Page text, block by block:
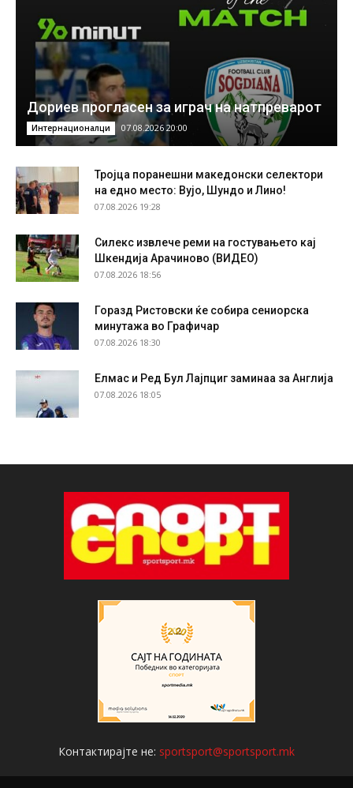
Дориев прогласен за играч на натпреварот
Интернационалци 07.08.2026 20:00
Тројца поранешни македонски селектори
на едно место: Вујо, Шундо и Лино!
07.08.2026 19:28
Силекс извлече реми на гостувањето кај
Шкендија Арачиново (ВИДЕО)
07.08.2026 18:56
Горазд Ристовски ќе собира сениорска
минутажа во Графичар
07.08.2026 18:30
Елмас и Ред Бул Лајпциг заминаа за Англија
07.08.2026 18:05
Контактирајте не: sportsport@sportsport.mk